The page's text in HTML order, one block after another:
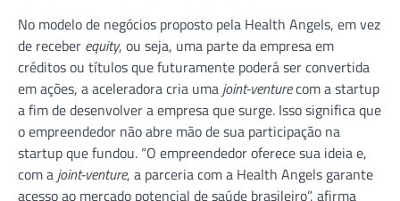
No modelo de negócios proposto pela Health Angels, em vez
de receber equity, ou seja, uma parte da empresa em
créditos ou títulos que futuramente poderá ser convertida
em ações, a aceleradora cria uma joint-venturecom a startup
a fim de desenvolver a empresa que surge. Isso significa que
o empreendedor não abre mão de sua participação na
startup que fundou. “O empreendedor oferece sua ideia e,
com a joint-venture, a parceria com a Health Angels garante
acesso ao mercado potencial de saúde brasileiro”, afirma